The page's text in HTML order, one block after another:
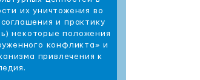
их уничтожения во
и практику
некоторые положения
конфликта» и
привлечения к